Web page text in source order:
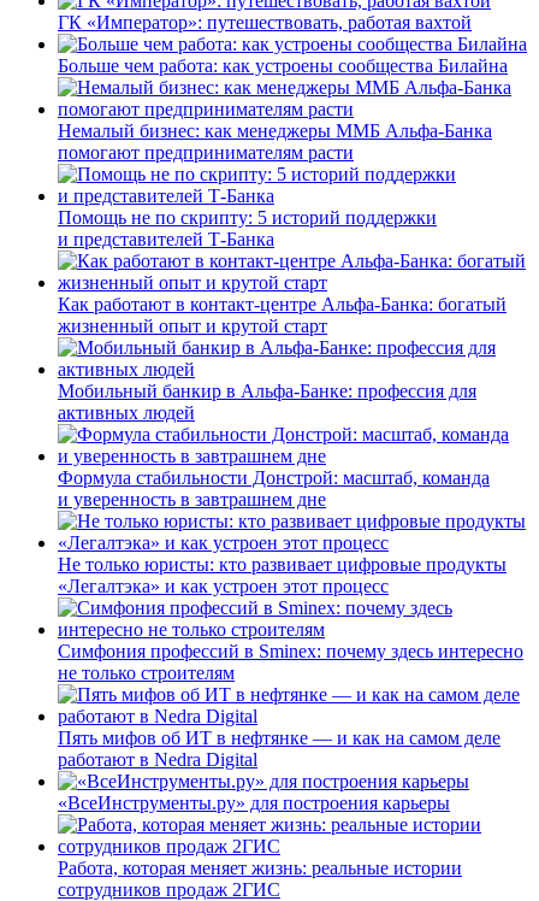
ГК «Император»: путешествовать, работая вахтой
Больше чем работа: как устроены сообщества Билайна
Немалый бизнес: как менеджеры ММБ Альфа-Банка
помогают предпринимателям расти
Помощь не по скрипту: 5 историй поддержки
и представителей Т-Банка
Как работают в контакт-центре Альфа-Банка: богатый
жизненный опыт и крутой старт
Мобильный банкир в Альфа-Банке: профессия для
активных людей
Формула стабильности Донстрой: масштаб, команда
и уверенность в завтрашнем дне
Не только юристы: кто развивает цифровые продукты
«Легалтэка» и как устроен этот процесс
Симфония профессий в Sminex: почему здесь интересно
не только строителям
Пять мифов об ИТ в нефтянке — и как на самом деле
работают в Nedra Digital
«ВсеИнструменты.ру» для построения карьеры
Работа, которая меняет жизнь: реальные истории
сотрудников продаж 2ГИС